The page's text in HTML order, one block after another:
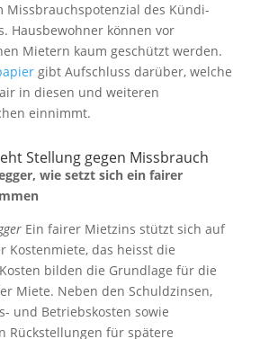
Missbrauchspotenzial des Kündi­
Hausbewohner können vor
Mietern kaum geschützt werden.
gibt Aufschluss darüber, welche
in diesen und weiteren
einnimmt.
Stellung gegen Missbrauch
wie setzt sich ein fairer
Ein fairer Mietzins stützt sich auf
Kostenmiete, das heisst die
bilden die Grundlage für die
Miete. Neben den Schuldzinsen,
und Betriebskosten sowie
Rückstellungen für spätere